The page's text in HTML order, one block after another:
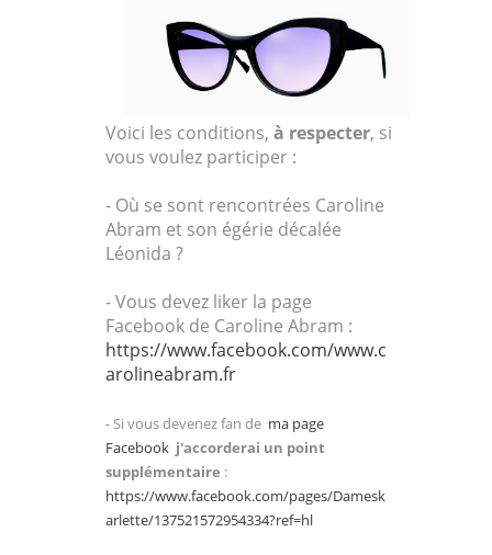
Voici les conditions, à respecter, si
vous voulez participer :
- Où se sont rencontrées Caroline
Abram et son égérie décalée
Léonida ?
- Vous devez liker la page
Facebook de Caroline Abram :
https://www.facebook.com/www.c
arolineabram.fr
- Si vous devenez fan de ma page
Facebook j'accorderai un point
supplémentaire :
https://www.facebook.com/pages/Damesk
arlette/137521572954334?ref=hl